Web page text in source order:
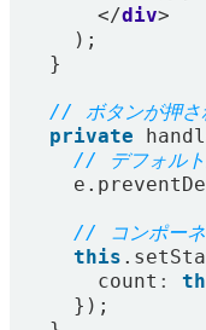
</div>
);
}
private
e .
this .
count :
});